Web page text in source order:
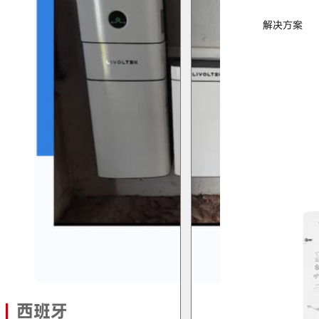
解决方案
西班牙